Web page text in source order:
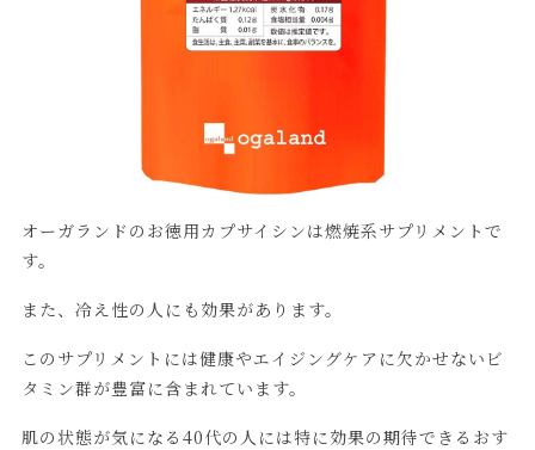
オーガランドのお徳用カプサイシンは燃焼系サプリメントで
す。
また、冷え性の人にも効果があります。
このサプリメントには健康やエイジングケアに欠かせないビ
タミン群が豊富に含まれています。
肌の状態が気になる40代の人には特に効果の期待できるおす